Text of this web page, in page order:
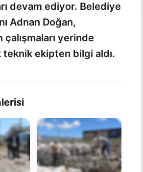
devam ediyor. Belediye
Adnan Doğan,
yerinde
ekipten bilgi aldı.